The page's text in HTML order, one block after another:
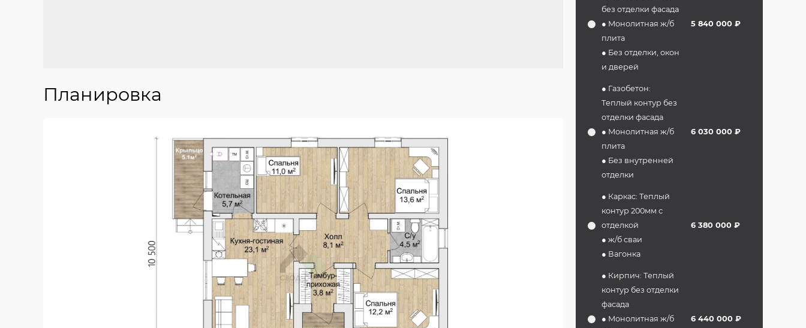
Планировка
без отделки фасада
● Монолитная ж/б
плита
● Без отделки, окон
и дверей
5 840 000 ₽
● Газобетон:
Теплый контур без
отделки фасада
● Монолитная ж/б
плита
● Без внутренней
отделки
6 030 000 ₽
● Каркас: Теплый
контур 200мм с
отделкой
● ж/б сваи
● Вагонка
6 380 000 ₽
● Кирпич: Теплый
контур без отделки
фасада
● Монолитная ж/б
6 440 000 ₽